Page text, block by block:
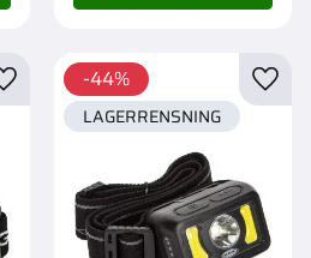
Lägg till i favoriter
44%
LAGERRENSNING